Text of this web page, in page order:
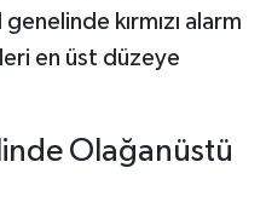
kırmızı alarm
en üst düzeye
Olağanüstü